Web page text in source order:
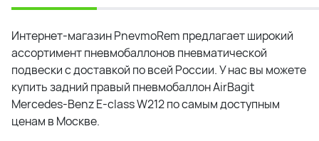
Интернет-магазин PnevmoRem предлагает широкий
ассортимент пневмобаллонов пневматической
подвески с доставкой по всей России. У нас вы можете
купить задний правый пневмобаллон AirBagit
Mercedes-Benz E-class W212 по самым доступным
ценам в Москве.